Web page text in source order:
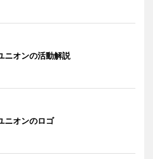
ニオンの活動解説
ニオンのロゴ